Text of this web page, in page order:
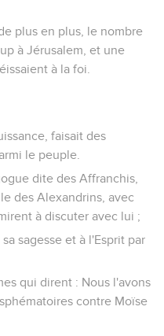
plus en plus, le nombre
à Jérusalem, et une
à la foi.
faisait des
le peuple.
dite des Affranchis,
des Alexandrins, avec
à discuter avec lui ;
sagesse et à l'Esprit par
qui dirent : Nous l'avons
contre Moïse